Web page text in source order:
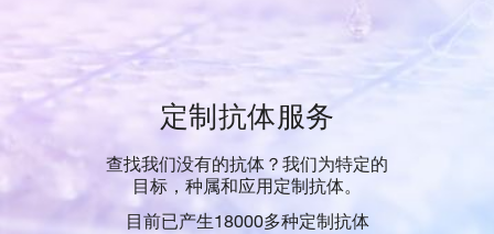
定制抗体服务
查找我们没有的抗体？我们为特定的
目标，种属和应用定制抗体。
目前已产生18000多种定制抗体